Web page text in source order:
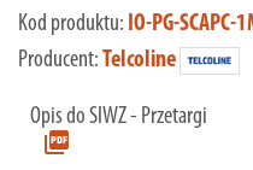
Kod produktu: IO-PG-SCAPC-
Producent: Telcoline
Opis do SIWZ - Przetargi
picture_as_pdf